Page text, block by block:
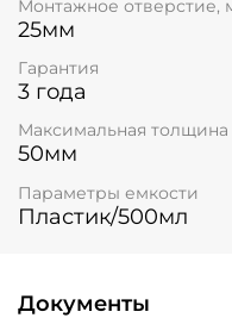
Монтажное отверстие,
25мм
Гарантия
3 года
Максимальная
50мм
Параметры емкости
Пластик/500мл
Документы